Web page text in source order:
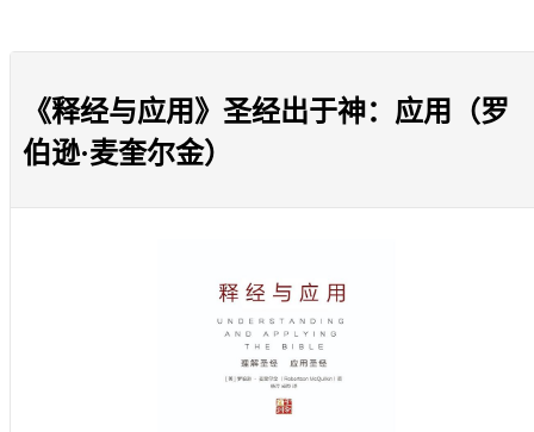
《释经与应用》圣经出于神：应用（罗
伯逊·麦奎尔金）